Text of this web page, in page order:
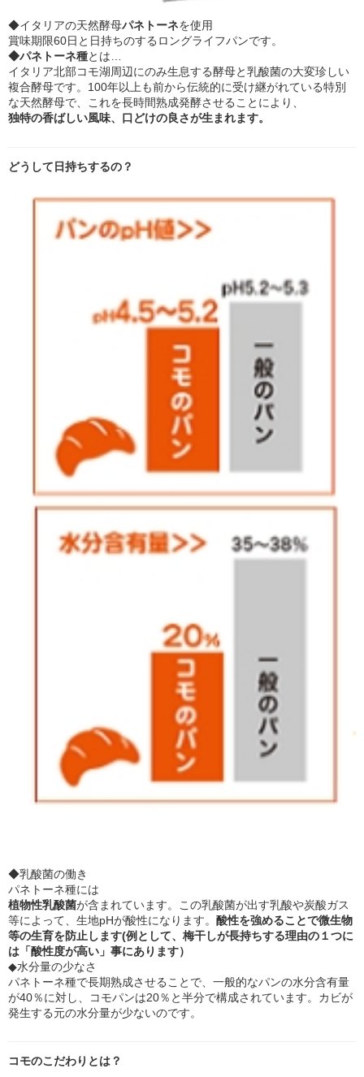
◆イタリアの天然酵母パネトーネを使用
賞味期限60日と日持ちのするロングライフパンです。
◆パネトーネ種とは…
イタリア北部コモ湖周辺にのみ生息する酵母と乳酸菌の大変珍しい
複合酵母です。100年以上も前から伝統的に受け継がれている特別
な天然酵母で、これを長時間熟成発酵させることにより、
独特の香ばしい風味、口どけの良さが生まれます。
どうして日持ちするの？
◆乳酸菌の働き
パネトーネ種には
植物性乳酸菌が含まれています。この乳酸菌が出す乳酸や炭酸ガス
等によって、生地pHが酸性になります。 酸性を強めることで微生物
等の生育を防止します(例として、梅干しが長持ちする理由の１つに
は「酸性度が高い」事にあります）
◆水分量の少なさ
パネトーネ種で長期熟成させることで、一般的なパンの水分含有量
が40％に対し、コモパンは20％と半分で構成されています。カビが
発生する元の水分量が少ないのです。
コモのこだわりとは？